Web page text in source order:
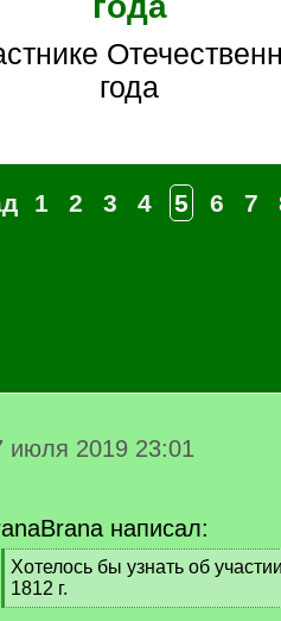
года
1 2 3 4 5 6 7
июля 2019 23:01
написал:
[
q
]
Хотелось бы узнать об
1812 г.
[